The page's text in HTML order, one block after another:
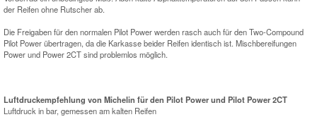
der Reifen ohne Rutscher ab.
Die Freigaben für den normalen Pilot Power werden rasch auch für den Two-Compound
Pilot Power übertragen, da die Karkasse beider Reifen identisch ist. Mischbereifungen
Power und Power 2CT sind problemlos möglich.
Luftdruckempfehlung von Michelin für den Pilot Power und Pilot Power 2CT
Luftdruck in bar, gemessen am kalten Reifen